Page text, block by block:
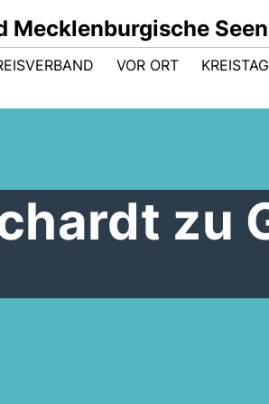
Mecklenburgische
VOR ORT
zu